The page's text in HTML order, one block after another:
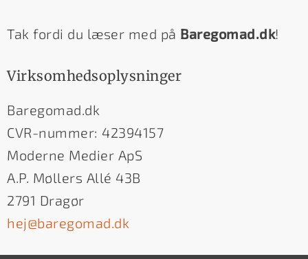
Tak fordi du læser med på Baregomad.dk!
Virksomhedsoplysninger
Baregomad.dk
CVR-nummer: 42394157
Moderne Medier ApS
A.P. Møllers Allé 43B
2791 Dragør
hej@baregomad.dk